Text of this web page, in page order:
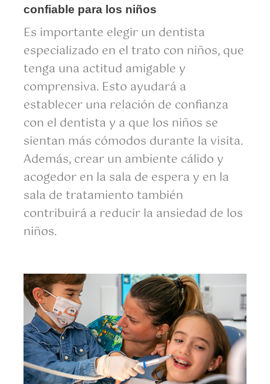
confiable para los niños
Es importante elegir un dentista
especializado en el trato con niños, que
tenga una actitud amigable y
comprensiva. Esto ayudará a
establecer una relación de confianza
con el dentista y a que los niños se
sientan más cómodos durante la visita.
Además, crear un ambiente cálido y
acogedor en la sala de espera y en la
sala de tratamiento también
contribuirá a reducir la ansiedad de los
niños.